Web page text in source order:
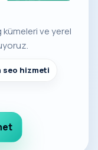
kümeleri ve yerel
seo hizmeti